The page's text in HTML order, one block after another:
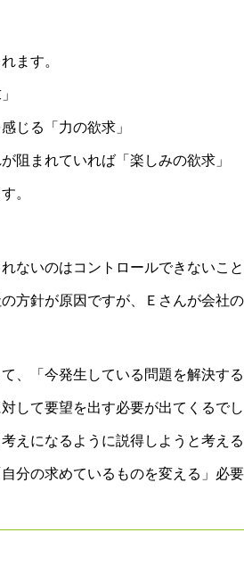
ます。
じる 「力の欲求」
阻まれていれば 「楽しみの欲求」
。
ないのはコントロールできないこ
方針が原因ですが、 Ｅさんが会社
、 「今発生している問題を解決する
して要望を出す必要が出てくるでし
えになるように説得しようと考え
分の求めているものを変える」必要